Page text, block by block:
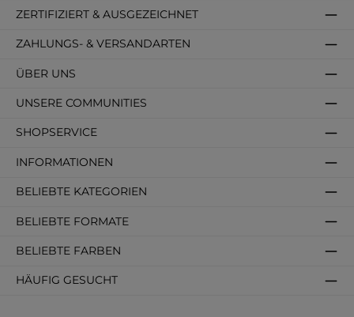
SHOPSERVICE
INFORMATIONEN
BELIEBTE KATEGORIEN
BELIEBTE FORMATE
BELIEBTE FARBEN
HÄUFIG GESUCHT
ZAHLUNGS- & VERSANDARTEN
ÜBER UNS
ZERTIFIZIERT & AUSGEZEICHNET
UNSERE COMMUNITIES